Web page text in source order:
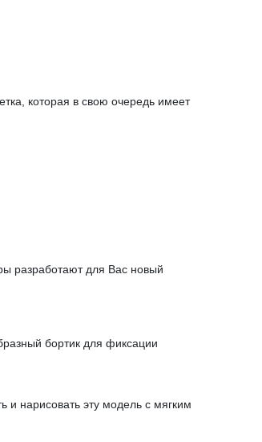
которая в свою очередь имеет
разработают для Вас новый
бортик для фиксации
и нарисовать эту модель с мягким